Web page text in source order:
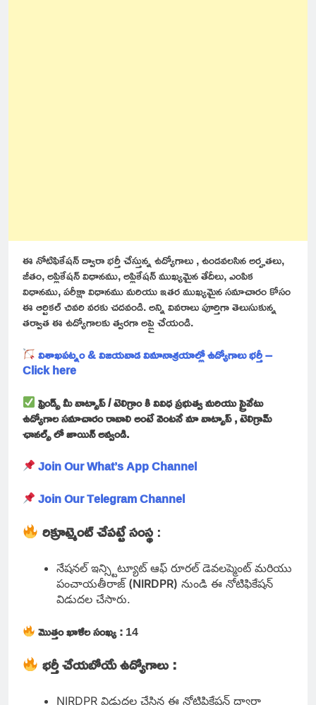
ఈ నోటిఫికేషన్ ద్వారా భర్తీ చేస్తున్న ఉద్యోగాలు , ఉండవలసిన అర్హతలు,
జీతం, అప్లికేషన్ విధానము, అప్లికేషన్ ముఖ్యమైన తేదీలు, ఎంపిక
విధానము, పరీక్షా విధానము మరియు ఇతర ముఖ్యమైన సమాచారం కోసం
ఈ ఆర్టికల్ చివరి వరకు చదవండి. అన్ని వివరాలు పూర్తిగా తెలుసుకున్న
తర్వాత ఈ ఉద్యోగాలకు త్వరగా అప్లై చేయండి.
విశాఖపట్నం & విజయవాడ విమానాశ్రయాల్లో ఉద్యోగాలు భర్తీ –
Click here
ఫ్రెండ్స్ మీ వాట్సాప్ / టెలిగ్రాం కి వివిధ ప్రభుత్వ మరియు ప్రైవేటు
ఉద్యోగాల సమాచారం రావాలి అంటే వెంటనే మా వాట్సాప్ , టెలిగ్రామ్
ఛానల్స్ లో జాయిన్ అవ్వండి.
Join Our What’s App Channel
Join Our Telegram Channel
రిక్రూట్మెంట్ చేపట్టే సంస్థ:
నేషనల్ ఇన్స్టిట్యూట్ ఆఫ్ రూరల్ డెవలప్మెంట్ మరియు
పంచాయతీరాజ్(NIRDPR) నుండి ఈ నోటిఫికేషన్
విడుదల చేసారు.
మొత్తం ఖాళీల సంఖ్య :14
భర్తీ చేయబోయే ఉద్యోగాలు :
NIRDPR విడుదల చేసిన ఈ నోటిఫికేషన్ ద్వారా